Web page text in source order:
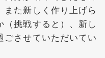
た新しく作り上げら
挑戦すると）、新し
させていただいてい